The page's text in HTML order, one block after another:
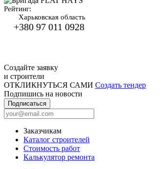
Рейтинг:
Харьковская область
+380 97 011 0928
Создайте заявку
и строители
ОТКЛИКНУТЬСЯ САМИ Создать тендер
Подпишись на новости
Подписаться
Заказчикам
Каталог строителей
Стоимость работ
Калькулятор ремонта